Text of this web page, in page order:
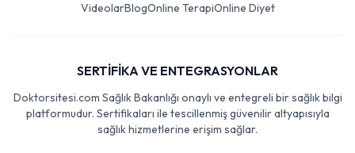
VideolarBlogOnline TerapiOnline Diyet
SERTİFİKA VE ENTEGRASYONLAR
Doktorsitesi.com Sağlık Bakanlığı onaylı ve entegreli bir sağlık bilgi
platformudur. Sertifikaları ile tescillenmiş güvenilir altyapısıyla
sağlık hizmetlerine erişim sağlar.